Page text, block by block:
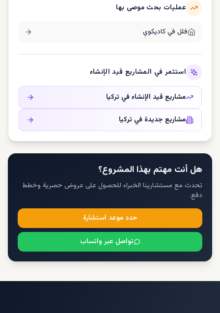
عمليات بحث موصى بها
فلل فيكاديكوي
استثمر في المشاريع قيد الإنشاء
مشاريع قيد الإنشاء في تركيا
مشاريع جديدة في تركيا
هل أنت مهتم بهذا المشروع؟
تحدث مع مستشارينا الخبراء للحصول على عروض حصرية وخطط
دفع.
حدد موعد استشارة
تواصل عبر واتساب